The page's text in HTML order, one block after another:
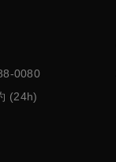
0080
(24h)